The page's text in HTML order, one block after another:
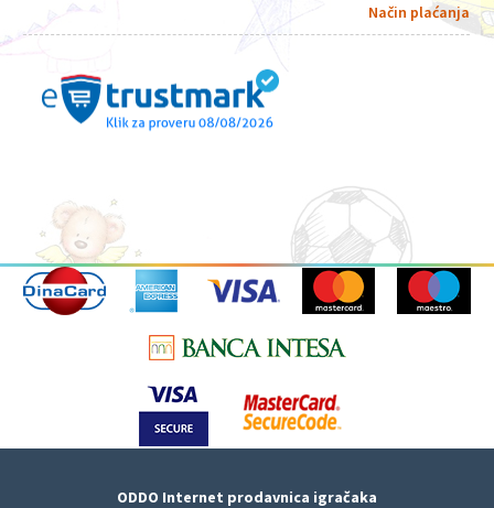
Način plaćanja
ODDO Internet prodavnica igračaka